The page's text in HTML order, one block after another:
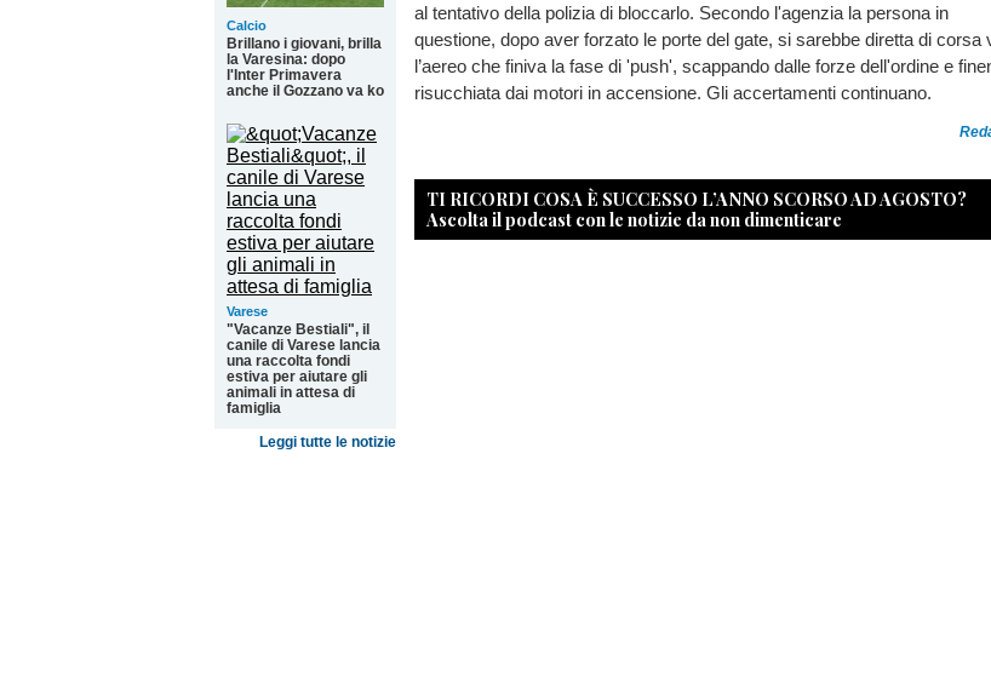
Calcio
Brillano i giovani, brilla
la Varesina: dopo
l'Inter Primavera
anche il Gozzano va ko
Varese
"Vacanze Bestiali", il
canile di Varese lancia
una raccolta fondi
estiva per aiutare gli
animali in attesa di
famiglia
Leggi tutte le notizie
al tentativo della polizia di bloccarlo. Secondo l'agenzia la persona in
questione, dopo aver forzato le porte del gate, si sarebbe diretta di corsa
l’aereo che finiva la fase di 'push', scappando dalle forze dell'ordine e
risucchiata dai motori in accensione. Gli accertamenti continuano.
TI RICORDI COSA È SUCCESSO L’ANNO SCORSO AD AGOSTO?
Ascolta il podcast con le notizie da non dimenticare